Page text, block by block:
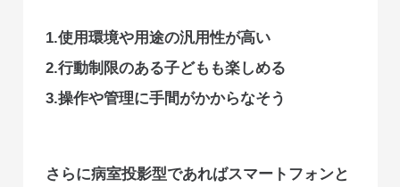
1.使用環境や用途の汎用性が高い
2.行動制限のある子どもも楽しめる
3.操作や管理に手間がかからなそう
さらに病室投影型であればスマートフォンと